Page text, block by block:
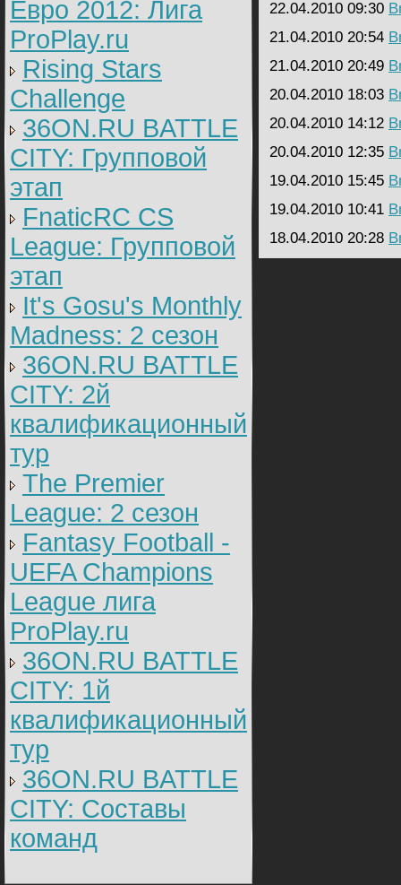
Евро 2012: Лига
ProPlay.ru
Rising Stars
Challenge
36ON.RU BATTLE
CITY: Групповой
этап
FnaticRC CS
League: Групповой
этап
It's Gosu's Monthly
Madness: 2 сезон
36ON.RU BATTLE
CITY: 2й
квалификационный
тур
The Premier
League: 2 cезон
Fantasy Football -
UEFA Champions
League лига
ProPlay.ru
36ON.RU BATTLE
CITY: 1й
квалификационный
тур
36ON.RU BATTLE
CITY: Составы
команд
22.04.2010 09:30
21.04.2010 20:54
21.04.2010 20:49
20.04.2010 18:03
20.04.2010 14:12
20.04.2010 12:35
19.04.2010 15:45
19.04.2010 10:41
18.04.2010 20:28